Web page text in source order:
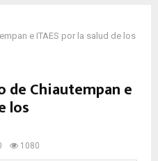
e ITAES por la salud de los
Chiautempan e
los
1080